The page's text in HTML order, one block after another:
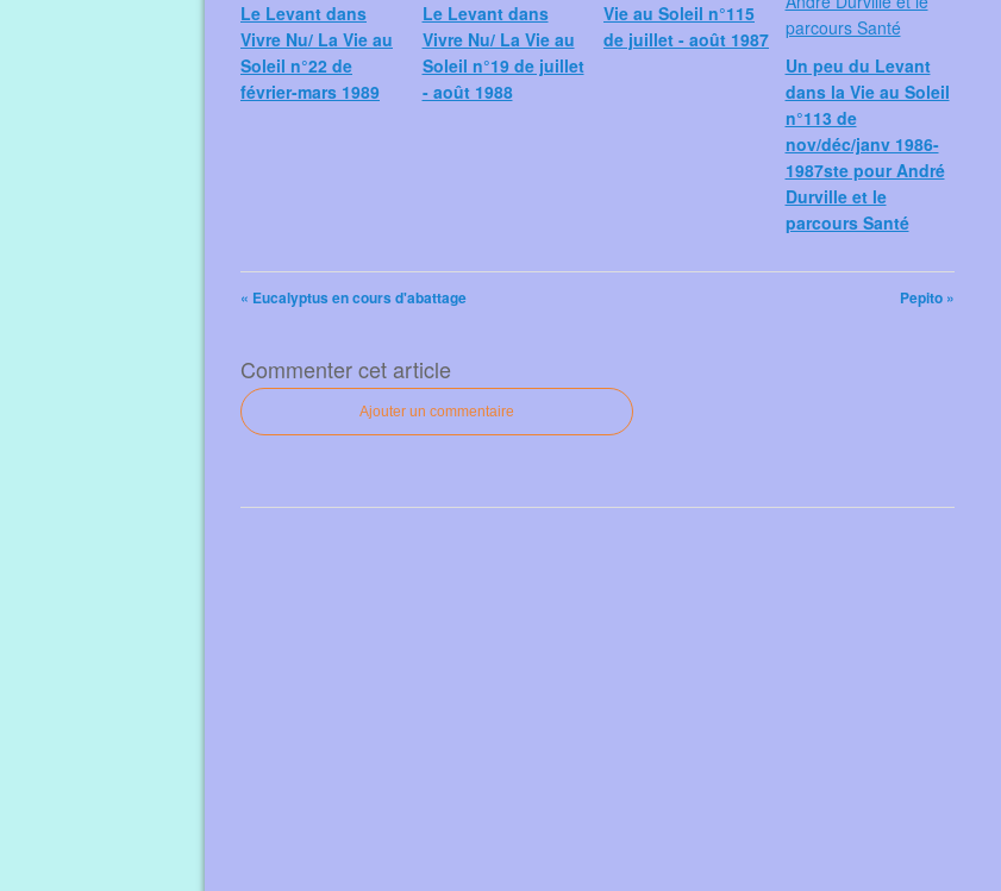
Le Levant dans
Vivre Nu/ La Vie au
Soleil n°22 de
février-mars 1989
Le Levant dans
Vivre Nu/ La Vie au
Soleil n°19 de juillet
- août 1988
Vie au Soleil n°115
de juillet - août 1987
Un peu du Levant
dans la Vie au Soleil
n°113 de
nov/déc/janv 1986-
1987ste pour André
Durville et le
parcours Santé
« Eucalyptus en cours d'abattage Pepito »
Commenter cet article
Ajouter un commentaire